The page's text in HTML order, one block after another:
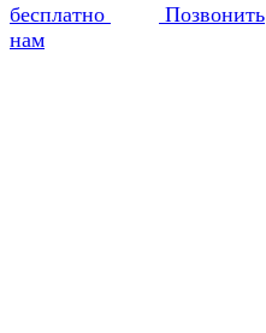
бесплатно
Позвонить
нам